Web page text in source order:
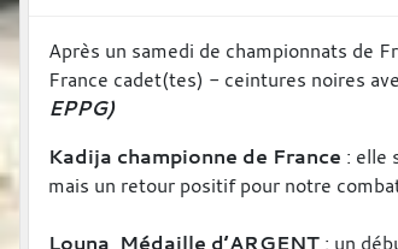
Après un samedi de championnats de
France cadet(tes) - ceintures noires
EPPG)
Kadija championne de France : elle
mais un retour positif pour notre
Louna Médaille d’ARGENT : un